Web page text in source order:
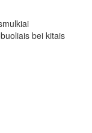
bei kitais